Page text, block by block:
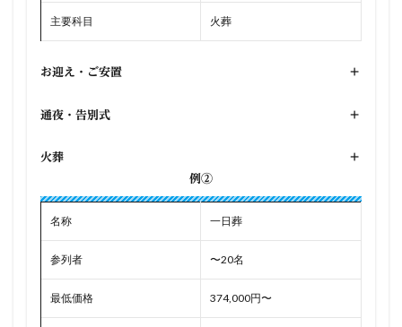
主要科目 火葬
お迎え・ご安置 +
通夜・告別式 +
火葬
+
例②
名称 一日葬
参列者 〜20名
最低価格 374,000円〜